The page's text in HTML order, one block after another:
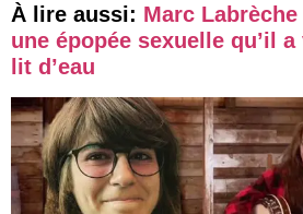
À lire aussi: Marc
une épopée sexuelle qu’il
lit d’eau